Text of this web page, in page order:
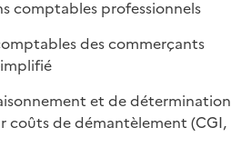
comptables professionnels
des commerçants
et de détermination
coûts de démantèlement (CGI,